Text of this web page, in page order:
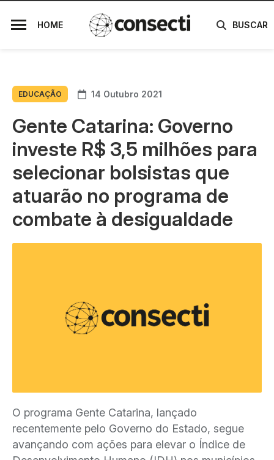
HOME BUSCAR
EDUCAÇÃO 14 Outubro 2021
Gente Catarina: Governo
investe R$ 3,5 milhões para
selecionar bolsistas que
atuarão no programa de
combate à desigualdade
O programa Gente Catarina, lançado
recentemente pelo Governo do Estado, segue
avançando com ações para elevar o Índice de